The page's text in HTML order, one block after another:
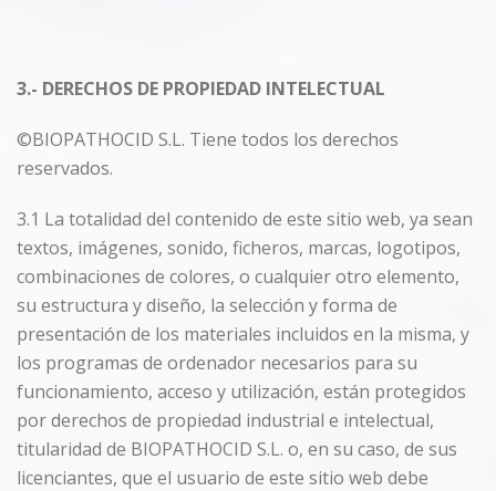
3.- DERECHOS DE PROPIEDAD INTELECTUAL
©BIOPATHOCID S.L. Tiene todos los derechos
reservados.
3.1 La totalidad del contenido de este sitio web, ya sean
textos, imágenes, sonido, ficheros, marcas, logotipos,
combinaciones de colores, o cualquier otro elemento,
su estructura y diseño, la selección y forma de
presentación de los materiales incluidos en la misma, y
los programas de ordenador necesarios para su
funcionamiento, acceso y utilización, están protegidos
por derechos de propiedad industrial e intelectual,
titularidad de BIOPATHOCID S.L. o, en su caso, de sus
licenciantes, que el usuario de este sitio web debe